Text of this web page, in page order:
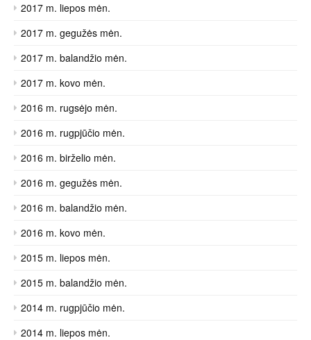
2017 m. liepos mėn.
2017 m. gegužės mėn.
2017 m. balandžio mėn.
2017 m. kovo mėn.
2016 m. rugsėjo mėn.
2016 m. rugpjūčio mėn.
2016 m. birželio mėn.
2016 m. gegužės mėn.
2016 m. balandžio mėn.
2016 m. kovo mėn.
2015 m. liepos mėn.
2015 m. balandžio mėn.
2014 m. rugpjūčio mėn.
2014 m. liepos mėn.